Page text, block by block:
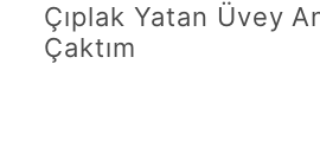
Çıplak Yatan Üvey
Çaktım